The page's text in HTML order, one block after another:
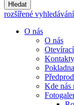
Hledat
rozšířené vyhledávání
O nás
O nás
Kontakty
Kde nás